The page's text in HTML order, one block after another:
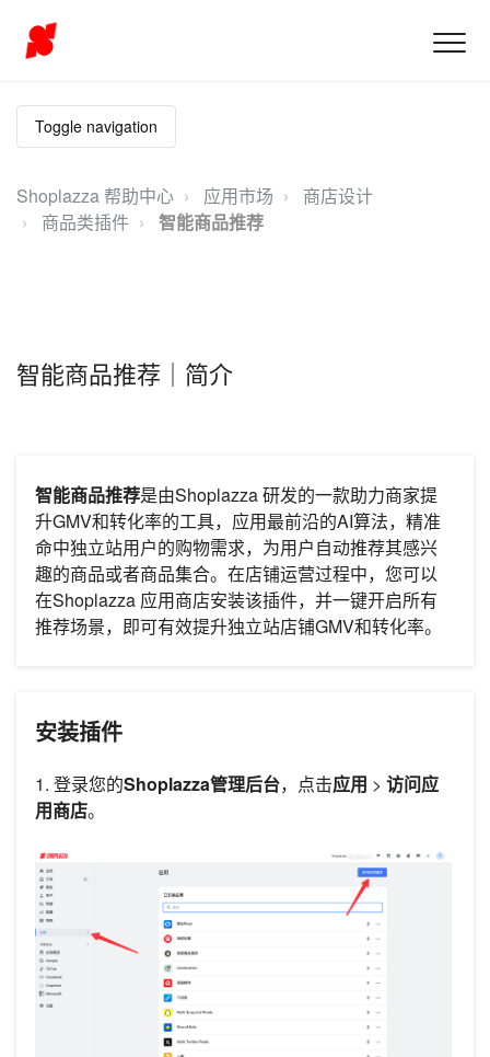
Toggle navigation
Shoplazza 帮助中心 应用市场
商店设计
商品类插件
智能商品推荐
智能商品推荐｜简介
智能商品推荐是由Shoplazza 研发的一款助力商家提
升GMV和转化率的工具，应用最前沿的AI算法，精准
命中独立站用户的购物需求，为用户自动推荐其感兴
趣的商品或者商品集合。在店铺运营过程中，您可以
在Shoplazza 应用商店安装该插件，并一键开启所有
推荐场景，即可有效提升独立站店铺GMV和转化率。
安装插件
1. 登录您的Shoplazza管理后台，点击应用 > 访问应
用商店。